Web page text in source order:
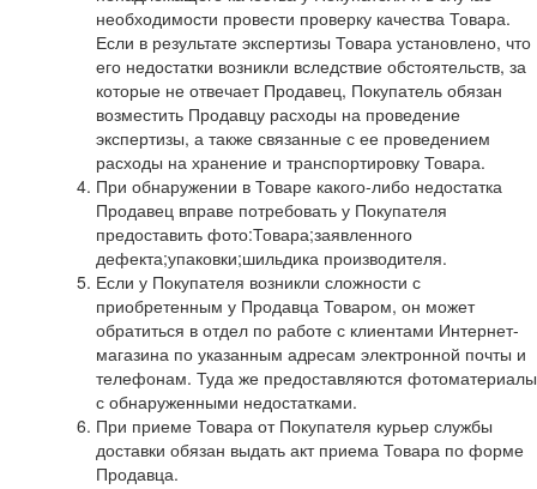
необходимости провести проверку качества Товара.
Если в результате экспертизы Товара установлено, что
его недостатки возникли вследствие обстоятельств, за
которые не отвечает Продавец, Покупатель обязан
возместить Продавцу расходы на проведение
экспертизы, а также связанные с ее проведением
расходы на хранение и транспортировку Товара.
При обнаружении в Товаре какого-либо недостатка
Продавец вправе потребовать у Покупателя
предоставить фото:Товара;заявленного
дефекта;упаковки;шильдика производителя.
Если у Покупателя возникли сложности с
приобретенным у Продавца Товаром, он может
обратиться в отдел по работе с клиентами Интернет-
магазина по указанным адресам электронной почты и
телефонам. Туда же предоставляются фотоматериалы
с обнаруженными недостатками.
При приеме Товара от Покупателя курьер службы
доставки обязан выдать акт приема Товара по форме
Продавца.